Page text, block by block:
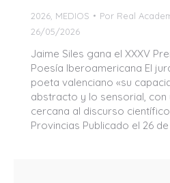
2026 MEDIOS Por Real
26/05/2026
Jaime Siles gana el XXXV
Poesía Iberoamericana El
poeta valenciano «su
abstracto y lo sensorial, con
cercana al discurso
Provincias Publicado el 26